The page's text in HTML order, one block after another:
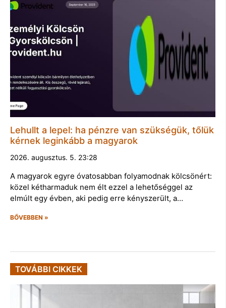
Lehullt a lepel: ha pénzre van szükségük, tőlük
kérnek leginkább a magyarok
2026. augusztus. 5. 23:28
A magyarok egyre óvatosabban folyamodnak kölcsönért:
közel kétharmaduk nem élt ezzel a lehetőséggel az
elmúlt egy évben, aki pedig erre kényszerült, a…
BŐVEBBEN »
TOVÁBBI CIKKEK